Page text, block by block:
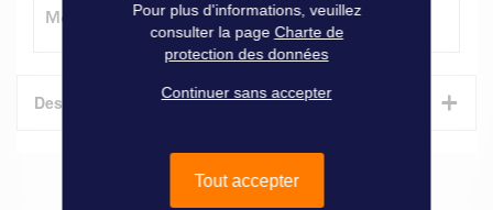
Modes de livraison
Description +
Qualité supérieure en acier allié haute performance. 6 x 12
Pour plus d'informations, veuillez
consulter la page Charte de
protection des données
Continuer sans accepter
Tout accepter